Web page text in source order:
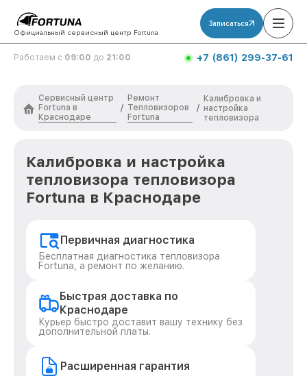
Официальный сервисный центр Fortuna
Записаться
Работаем с 09:00 до 21:00 +7 (861) 299-37-61
Сервисный центр
Fortuna в
Краснодаре
/
Ремонт
Тепловизоров
Fortuna
/
Калибровка и
настройка
тепловизора
Калибровка и настройка
тепловизора тепловизора
Fortuna в Краснодаре
Первичная диагностика
Бесплатная диагностика тепловизора
Fortuna, а ремонт по желанию.
Быстрая доставка по
Краснодаре
Курьер быстро доставит вашу технику без
дополнительной платы.
Расширенная гарантия